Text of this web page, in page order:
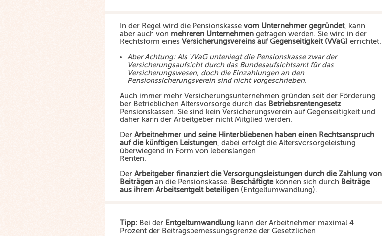
In der Regel wird die Pensionskasse vom Unternehmer gegründet, kann
aber auch von mehreren Unternehmen getragen werden. Sie wird in der
Rechtsform eines Versicherungsvereins auf Gegenseitigkeit (VVaG) errichtet.
Aber Achtung: Als VVaG unterliegt die Pensionskasse zwar der
Versicherungsaufsicht durch das Bundesaufsichtsamt für das
Versicherungswesen, doch die Einzahlungen an den
Pensionssicherungsverein sind nicht vorgeschrieben.
Auch immer mehr Versicherungsunternehmen gründen seit der Förderung
ber Betrieblichen Altersvorsorge durch das Betriebsrentengesetz
Pensionskassen. Sie sind kein Versicherungsverein auf Gegenseitigkeit und
daher kann der Arbeitgeber nicht Mitglied werden.
Der Arbeitnehmer und seine Hinterbliebenen haben einen Rechtsanspruch
auf die künftigen Leistungen , dabei erfolgt die Altersvorsorgeleistung
überwiegend in Form von lebenslangen
Renten.
Der Arbeitgeber finanziert die Versorgungsleistungen durch die Zahlung von
Beiträgen an die Pensionskasse. Beschäftigtekönnen sich durch Beiträge
aus ihrem Arbeitsentgelt beteiligen (Entgeltumwandlung).
Tipp: Bei der Entgeltumwandlung kann der Arbeitnehmer maximal 4
Prozent der Beitragsbemessungsgrenze der Gesetzlichen